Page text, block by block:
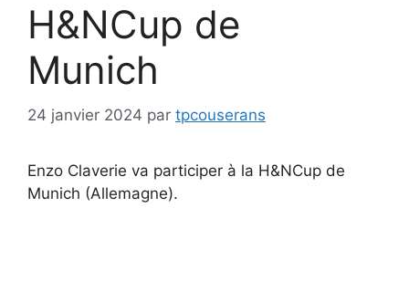
H&NCup de
Munich
24 janvier 2024 par tpcouserans
Enzo Claverie va participer à la H&NCup de
Munich (Allemagne).